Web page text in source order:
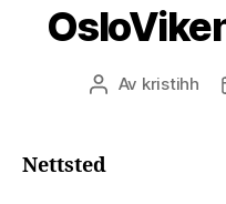
Av kristihh
Nettsted